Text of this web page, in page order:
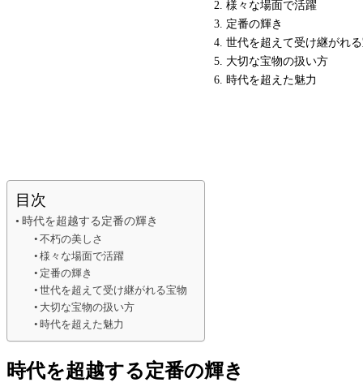
様々な場面で活躍
定番の輝き
世代を超えて受け継がれ
大切な宝物の扱い方
時代を超えた魅力
目次
時代を超越する定番の輝き
不朽の美しさ
様々な場面で活躍
定番の輝き
世代を超えて受け継がれる宝物
大切な宝物の扱い方
時代を超えた魅力
時代を超越する定番の輝き